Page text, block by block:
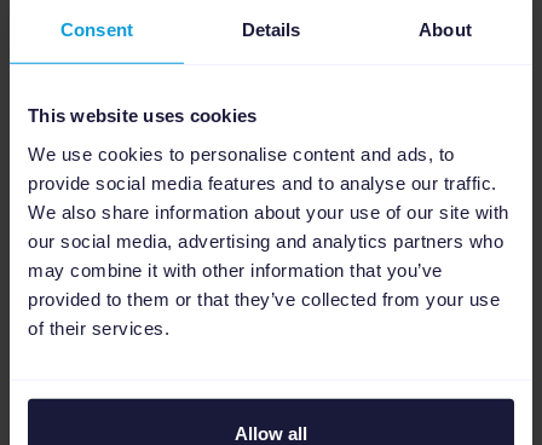
Consent Details About
This website uses cookies
We use cookies to personalise content and ads, to
provide social media features and to analyse our traffic.
We also share information about your use of our site with
our social media, advertising and analytics partners who
may combine it with other information that you’ve
provided to them or that they’ve collected from your use
of their services.
Allow all
Ebenfalls wichtig in Bezug auf
denen Sie personalisierte Dienstleistungen
und Angebote auf verschiedenen
Partnerseiten präsentieren können. Neben
Google kann auch Facebook (
www.facebook.com/jobs
) im Personalwesen
Möglichkeiten bei der Personalsuche.